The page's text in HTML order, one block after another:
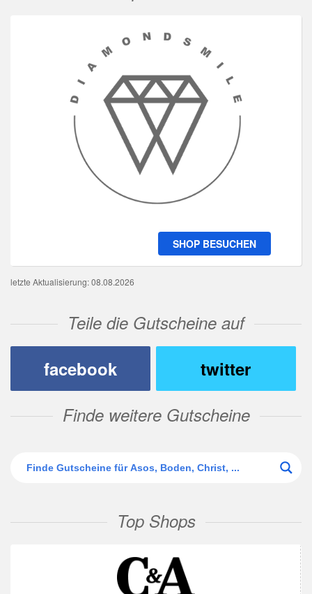
SHOP BESUCHEN
letzte Aktualisierung: 08.08.2026
Teile die Gutscheine auf
facebook
twitter
Finde weitere Gutscheine
Top Shops